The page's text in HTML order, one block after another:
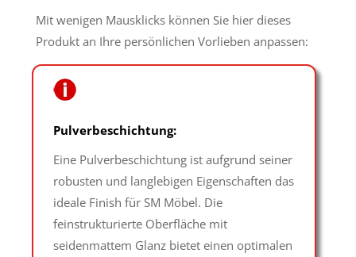
Mit wenigen Mausklicks können Sie hier dieses
Produkt an Ihre persönlichen Vorlieben anpassen:
Pulverbeschichtung:
Eine Pulverbeschichtung ist aufgrund seiner
robusten und langlebigen Eigenschaften das
ideale Finish für SM Möbel. Die
feinstrukturierte Oberfläche mit
seidenmattem Glanz bietet einen optimalen